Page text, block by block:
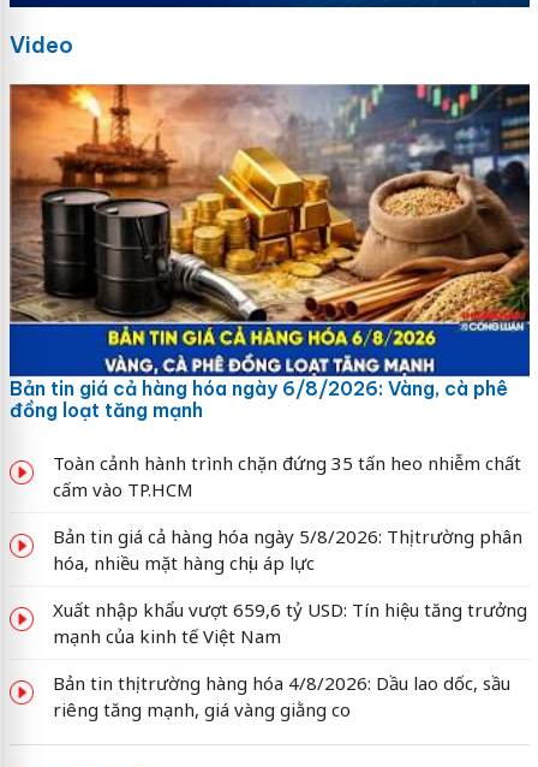
Video
Bản tin giá cả hàng hóa ngày 6/8/2026: Vàng, cà phê
đồng loạt tăng mạnh
Toàn cảnh hành trình chặn đứng 35 tấn heo nhiễm chất
cấm vào TP.HCM
Bản tin giá cả hàng hóa ngày 5/8/2026: Thị trường phân
hóa, nhiều mặt hàng chịu áp lực
Xuất nhập khẩu vượt 659,6 tỷ USD: Tín hiệu tăng trưởng
mạnh của kinh tế Việt Nam
Bản tin thị trường hàng hóa 4/8/2026: Dầu lao dốc, sầu
riêng tăng mạnh, giá vàng giằng co